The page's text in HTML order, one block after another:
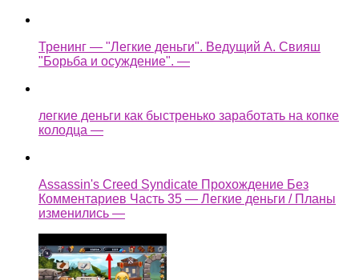
Тренинг — "Легкие деньги". Ведущий А. Свияш
"Борьба и осуждение". —
легкие деньги как быстренько заработать на копке
колодца —
Assassin's Creed Syndicate Прохождение Без
Комментариев Часть 35 — Легкие деньги / Планы
изменились —